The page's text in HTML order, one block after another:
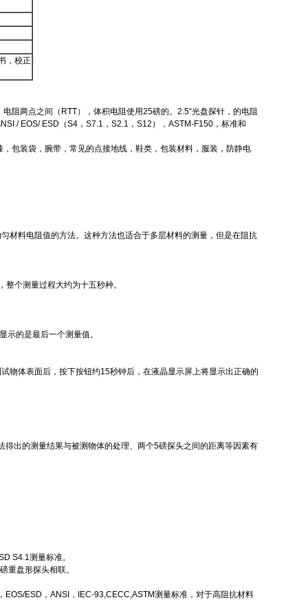
，校正
阻两点之间（RTT），体积电阻使用25磅的。2.5“光盘探针，的电阻
/ EOS/ ESD（S4，S7.1，S2.1，S12），ASTM-F150，标准和
包装袋，腕带，常见的点接地线，鞋类，包装材料，服装，防静电
材料电阻值的方法。这种方法也适合于多层材料的测量，但是在阻抗
个测量过程大约为十五秒种。
的是最后一个测量值。
物体表面后，按下按钮约15秒钟后，在液晶显示屏上将显示出正确的
出的测量结果与被测物体的处理、两个5磅探头之间的距离等因素有
S4.1测量标准。
重盘形探头相联。
ESD，ANSI，IEC-93,CECC,ASTM测量标准，对于高阻抗材料